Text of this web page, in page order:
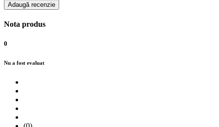
Adaugă recenzie
Nota produs
0
Nu a fost evaluat